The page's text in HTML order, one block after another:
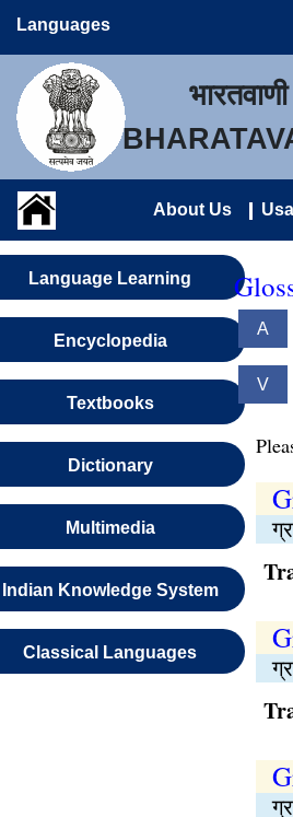
Languages
भारतवाणी
About Us
Language Learning
Encyclopedia
Textbooks
Dictionary
Multimedia
Indian Knowledge System
Classical Languages
A
V